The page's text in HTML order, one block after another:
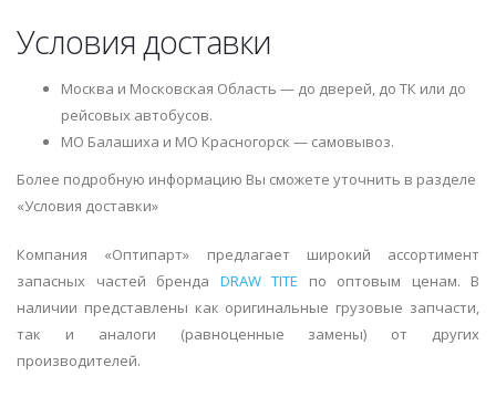
Условия доставки
Москва и Московская Область — до дверей, до ТК или до
рейсовых автобусов.
МО Балашиха и МО Красногорск — самовывоз.
Более подробную информацию Вы сможете уточнить в разделе
«Условия доставки»
Компания «Оптипарт» предлагает широкий ассортимент
запасных частей бренда DRAW TITE по оптовым ценам. В
наличии представлены как оригинальные грузовые запчасти,
так и аналоги (равноценные замены) от других
производителей.